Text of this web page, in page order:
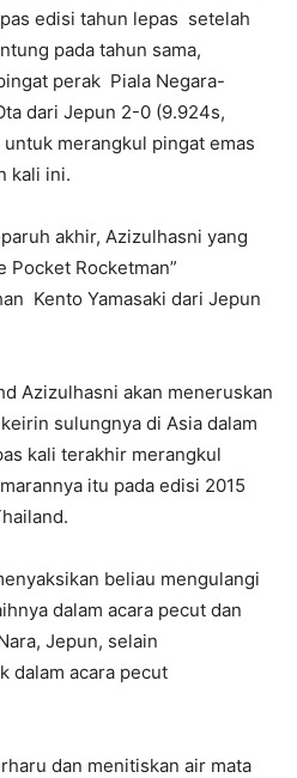
edisi tahun lepas setelah
pada tahun sama,
perak Piala Negara-
dari Jepun 2-0 (9.924s,
merangkul pingat emas
kali ini.
akhir, Azizulhasni yang
Pocket Rocketman”
Kento Yamasaki dari Jepun
Azizulhasni akan meneruskan
sulungnya di Asia dalam
kali terakhir merangkul
itu pada edisi 2015
beliau mengulangi
dalam acara pecut dan
Jepun, selain
dalam acara pecut
dan menitiskan air mata